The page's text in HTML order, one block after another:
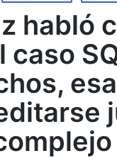
habló